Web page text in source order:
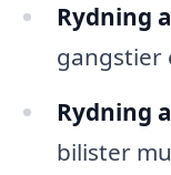
Rydning
gangstier
Rydning
bilister